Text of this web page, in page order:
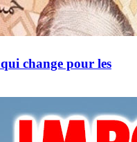
change pour les